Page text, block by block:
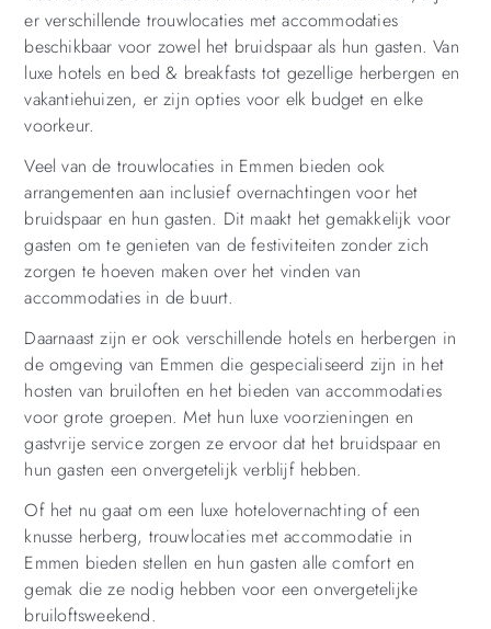
er verschillende trouwlocaties met accommodaties
beschikbaar voor zowel het bruidspaar als hun gasten. Van
luxe hotels en bed & breakfasts tot gezellige herbergen en
vakantiehuizen, er zijn opties voor elk budget en elke
voorkeur.
Veel van de trouwlocaties in Emmen bieden ook
arrangementen aan inclusief overnachtingen voor het
bruidspaar en hun gasten. Dit maakt het gemakkelijk voor
gasten om te genieten van de festiviteiten zonder zich
zorgen te hoeven maken over het vinden van
accommodaties in de buurt.
Daarnaast zijn er ook verschillende hotels en herbergen in
de omgeving van Emmen die gespecialiseerd zijn in het
hosten van bruiloften en het bieden van accommodaties
voor grote groepen. Met hun luxe voorzieningen en
gastvrije service zorgen ze ervoor dat het bruidspaar en
hun gasten een onvergetelijk verblijf hebben.
Of het nu gaat om een ​​luxe hotelovernachting of een
knusse herberg, trouwlocaties met accommodatie in
Emmen bieden stellen en hun gasten alle comfort en
gemak die ze nodig hebben voor een onvergetelijke
bruiloftsweekend.